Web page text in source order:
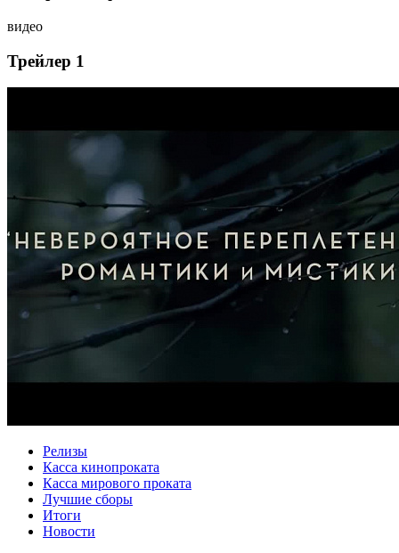
видео
Трейлер 1
Релизы
Касса кинопроката
Касса мирового проката
Лучшие сборы
Итоги
Новости